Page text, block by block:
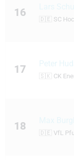
16
🇩🇪 SC
17 Peter
🇸🇰 CK
18
🇩🇪 VfL